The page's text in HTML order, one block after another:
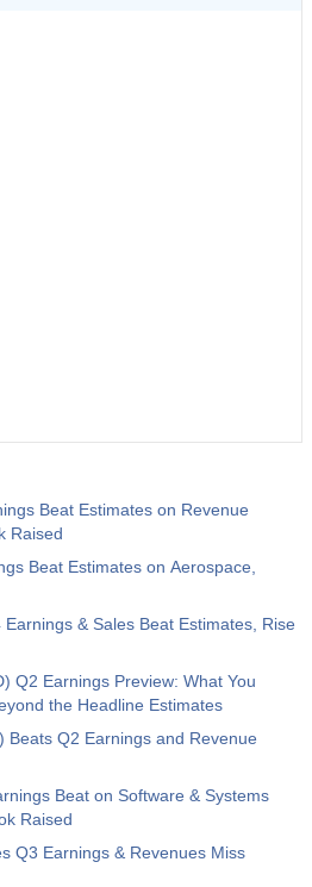
Beat Estimates on Revenue
Raised
Beat Estimates on Aerospace,
& Sales Beat Estimates, Rise
Q2 Earnings Preview: What You
the Headline Estimates
Beats Q2 Earnings and Revenue
Beat on Software & Systems
Raised
Q3 Earnings & Revenues Miss